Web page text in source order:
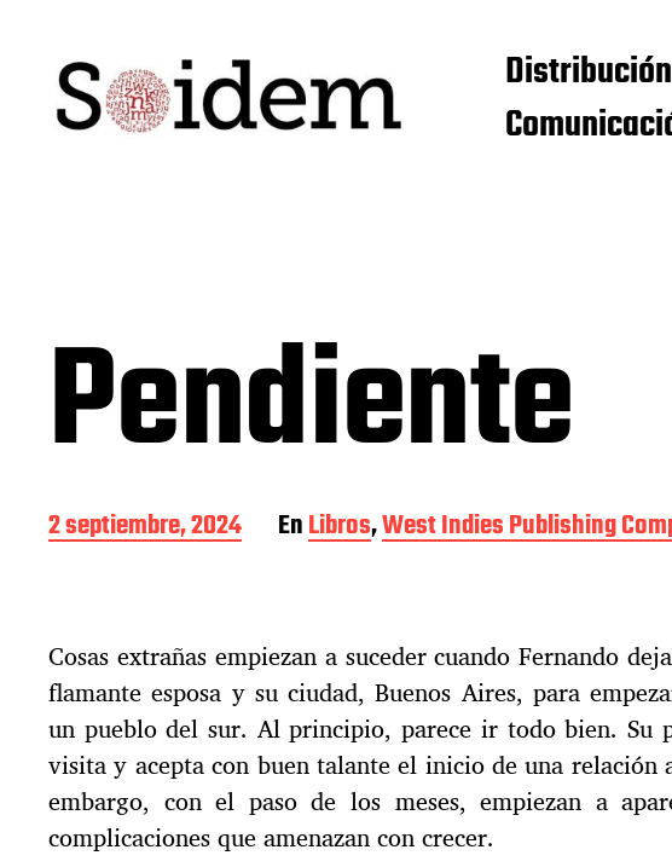
Distribución
Pendiente
F
e
d
e
l
a
e
n
t
r
2 septiembre, 2024 EnLibros,West Indies Publishing
Cosas extrañas empiezan a suceder cuando Fernando
flamante esposa y su ciudad, Buenos Aires, para
un pueblo del sur. Al principio, parece ir todo bien. Su
visita y acepta con buen talante el inicio de una relación
embargo, con el paso de los meses, empiezan a
complicaciones que amenazan con crecer.